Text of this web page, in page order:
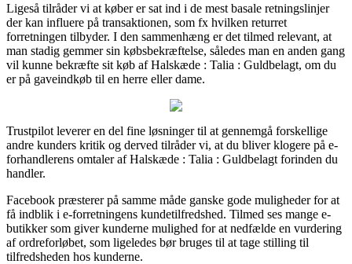
Ligeså tilråder vi at køber er sat ind i de mest basale retningslinjer
der kan influere på transaktionen, som fx hvilken returret
forretningen tilbyder. I den sammenhæng er det tilmed relevant, at
man stadig gemmer sin købsbekræftelse, således man en anden gang
vil kunne bekræfte sit køb af Halskæde : Talia : Guldbelagt, om du
er på gaveindkøb til en herre eller dame.
Trustpilot leverer en del fine løsninger til at gennemgå forskellige
andre kunders kritik og derved tilråder vi, at du bliver klogere på e-
forhandlerens omtaler af Halskæde : Talia : Guldbelagt forinden du
handler.
Facebook præsterer på samme måde ganske gode muligheder for at
få indblik i e-forretningens kundetilfredshed. Tilmed ses mange e-
butikker som giver kunderne mulighed for at nedfælde en vurdering
af ordreforløbet, som ligeledes bør bruges til at tage stilling til
tilfredsheden hos kunderne.